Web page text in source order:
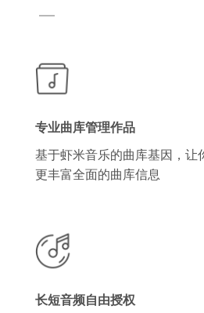
专业曲库管理作品
基于虾米音乐的曲库基因，让
更丰富全面的曲库信息
长短音频自由授权